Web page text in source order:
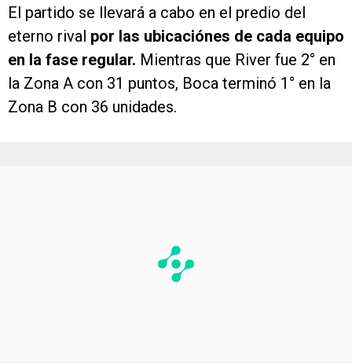
El partido se llevará a cabo en el predio del
eterno rival por las ubicaciónes de cada equipo
en la fase regular. Mientras que River fue 2° en
la Zona A con 31 puntos, Boca terminó 1° en la
Zona B con 36 unidades.